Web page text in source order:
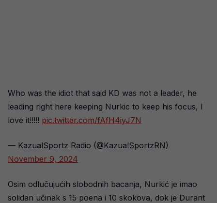
Who was the idiot that said KD was not a leader, he
leading right here keeping Nurkic to keep his focus, I
love it!!!!! pic.twitter.com/fAfH4iyJ7N
— KazualSportz Radio (@KazualSportzRN)
November 9, 2024
Osim odlučujućih slobodnih bacanja, Nurkić je imao
solidan učinak s 15 poena i 10 skokova, dok je Durant